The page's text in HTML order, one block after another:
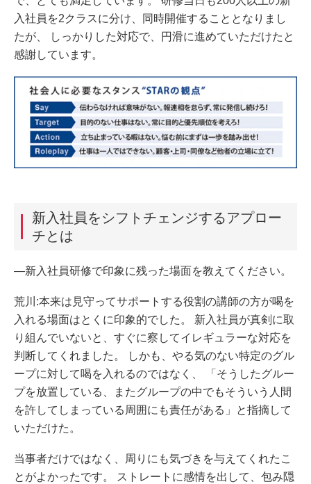
入社員を2クラスに分け、同時開催することとなりまし
たが、 しっかりした対応で、円滑に進めていただけたと
感謝しています。
新入社員をシフトチェンジするアプロー
チとは
―新入社員研修で印象に残った場面を教えてください。
荒川:本来は見守ってサポートする役割の講師の方が喝を
入れる場面はとくに印象的でした。 新入社員が真剣に取
り組んでいないと、すぐに察してイレギュラーな対応を
判断してくれました。 しかも、やる気のない特定のグル
ープに対して喝を入れるのではなく、 「そうしたグルー
プを放置している、またグループの中でもそういう人間
を許してしまっている周囲にも責任がある」と指摘して
いただけた。
当事者だけではなく、周りにも気づきを与えてくれたこ
とがよかったです。 ストレートに感情を出して、包み隠